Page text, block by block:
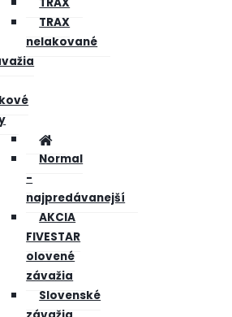
TRAX
TRAX
nelakované
Normal
-
najpredávanejší
AKCIA
FIVESTAR
olovené
závažia
Slovenské